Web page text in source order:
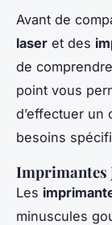
Avant de
laser et des
de
point vous
d’effectuer un
besoins
Imprimantes
Les
minuscules